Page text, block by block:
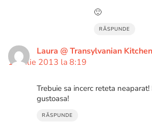
🙂
RĂSPUNDE
Laura @ Transylvanian Kitchen
10 iulie 2013 la 8:19
Trebuie sa incerc reteta neaparat!
gustoasa!
RĂSPUNDE